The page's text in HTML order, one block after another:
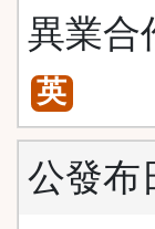
異業合
英
公發布